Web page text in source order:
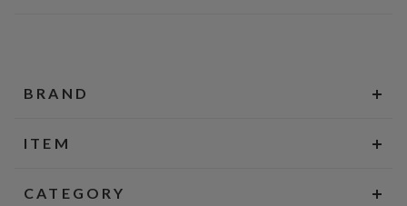
BRAND
ITEM
CATEGORY